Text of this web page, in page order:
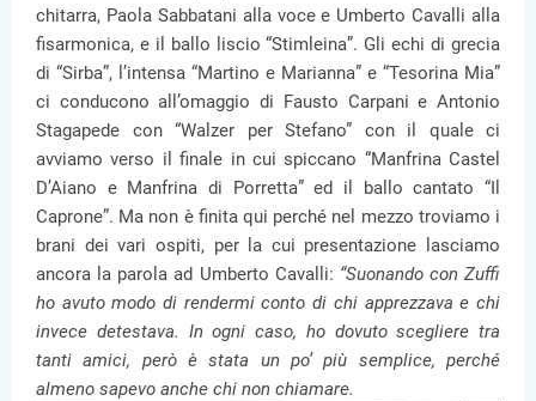
chitarra, Paola Sabbatani alla voce e Umberto Cavalli alla
fisarmonica, e il ballo liscio “Stimleina”. Gli echi di grecia
di “Sirba”, l’intensa “Martino e Marianna” e “Tesorina Mia”
ci conducono all’omaggio di Fausto Carpani e Antonio
Stagapede con “Walzer per Stefano” con il quale ci
avviamo verso il finale in cui spiccano “Manfrina Castel
D’Aiano e Manfrina di Porretta” ed il ballo cantato “Il
Caprone”. Ma non è finita qui perché nel mezzo troviamo i
brani dei vari ospiti, per la cui presentazione lasciamo
ancora la parola ad Umberto Cavalli: “Suonando con Zuffi
ho avuto modo di rendermi conto di chi apprezzava e chi
invece detestava. In ogni caso, ho dovuto scegliere tra
tanti amici, però è stata un po’ più semplice, perché
almeno sapevo anche chi non chiamare.